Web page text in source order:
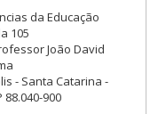
da Educação
105
João David
- Santa Catarina -
88.040-900